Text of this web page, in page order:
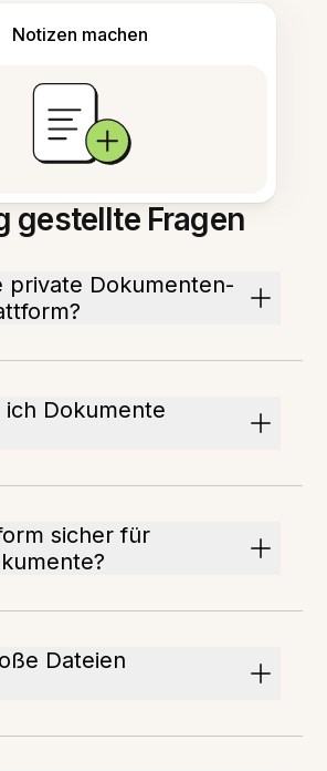
Notizen machen
gestellte Fragen
private Dokumenten-
ich Dokumente
sicher für
Dateien